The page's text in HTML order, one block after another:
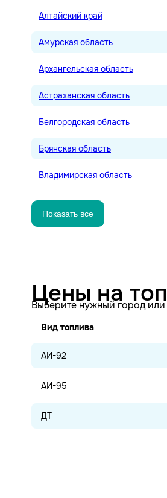
Алтайский край
Амурская область
Архангельская область
Астраханская область
Белгородская область
Брянская область
Владимирская область
Показать все
Цены на
Выберите нужный город
Вид топлива
АИ-92
АИ-95
ДТ